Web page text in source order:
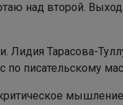
над второй.
Лидия Тарасова-
по писательскому